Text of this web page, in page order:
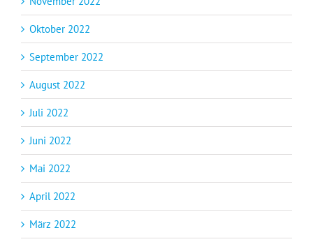
Oktober 2022
September 2022
August 2022
Juli 2022
Juni 2022
Mai 2022
April 2022
März 2022